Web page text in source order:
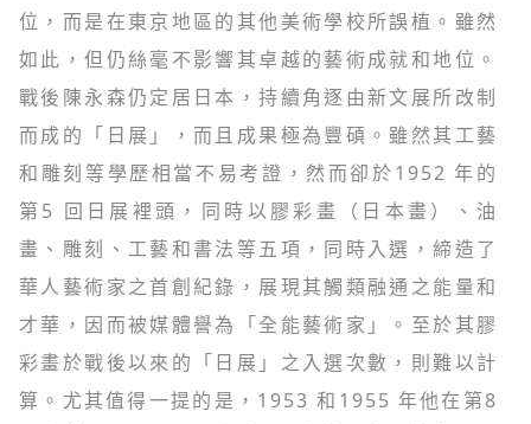
位，而是在東京地區的其他美術學校所誤植。雖然
如此，但仍絲毫不影響其卓越的藝術成就和地位。
戰後陳永森仍定居日本，持續角逐由新文展所改制
而成的「日展」，而且成果極為豐碩。雖然其工藝
和雕刻等學歷相當不易考證，然而卻於1952 年的
第5 回日展裡頭，同時以膠彩畫（日本畫）、油
畫、雕刻、工藝和書法等五項，同時入選，締造了
華人藝術家之首創紀錄，展現其觸類融通之能量和
才華，因而被媒體譽為「全能藝術家」。至於其膠
彩畫於戰後以來的「日展」之入選次數，則難以計
算。尤其值得一提的是，1953 和1955 年他在第8